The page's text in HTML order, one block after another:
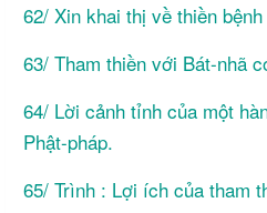
62/ Xin khai thị về thiền
63/ Tham thiền với Bát-nhã
64/ Lời cảnh tỉnh của một
Phật-pháp.
65/ Trình : Lợi ích của tham